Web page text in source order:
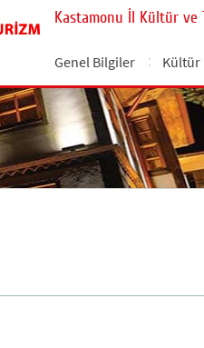
Kastamonu İl Kültür
Genel Bilgiler Kültür